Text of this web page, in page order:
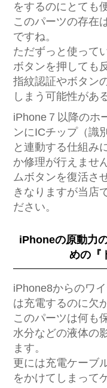
をするのにとても
このパーツの存在
ですね。
ただずっと使って
ボタンを押しても
指紋認証やボタン
しまう可能性があ
iPhone７以降のホ
ンにICチップ（識
と連動する仕組み
か修理が行えませ
ムボタンを復活さ
きなりますが当店
ださい。
iPhoneの原動力
めの『
iPhone8からのワ
は充電するのに欠
このパーツは何も
水分などの液体の
ます。
更には充電ケーブ
をかけてしまって